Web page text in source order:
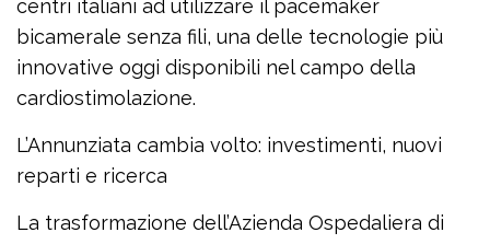
centri italiani ad utilizzare il pacemaker
bicamerale senza fili, una delle tecnologie più
innovative oggi disponibili nel campo della
cardiostimolazione.
L’Annunziata cambia volto: investimenti, nuovi
reparti e ricerca
La trasformazione dell’Azienda Ospedaliera di